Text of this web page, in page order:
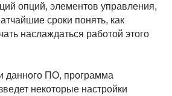
опций, элементов управления,
сроки понять, как
наслаждаться работой этого
данного ПО, программа
некоторые настройки